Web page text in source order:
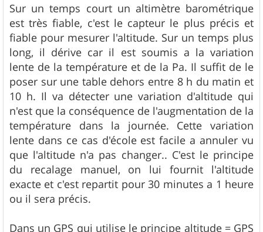
Sur un temps court un altimètre barométrique
est très fiable, c'est le capteur le plus précis et
fiable pour mesurer l'altitude. Sur un temps plus
long, il dérive car il est soumis a la variation
lente de la température et de la Pa. Il suffit de le
poser sur une table dehors entre 8 h du matin et
10 h. Il va détecter une variation d'altitude qui
n'est que la conséquence de l'augmentation de la
température dans la journée. Cette variation
lente dans ce cas d'école est facile a annuler vu
que l'altitude n'a pas changer.. C'est le principe
du recalage manuel, on lui fournit l'altitude
exacte et c'est repartit pour 30 minutes a 1 heure
ou il sera précis.
Dans un GPS qui utilise le principe altitude = GPS